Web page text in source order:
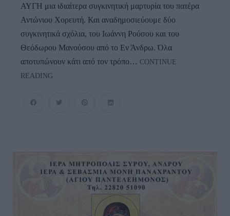
ΑΥΓΗ μια ιδιαίτερα συγκινητική μαρτυρία του πατέρα
Αντώνιου Χορευτή. Και αναδημοσιεύουμε δύο
συγκινητικά σχόλια, του Ιωάννη Ρούσου και του
Θεόδωρου Μανούσου από το Εν Άνδρω. Όλα
αποτυπώνουν κάτι από τον τρόπο… CONTINUE
READING